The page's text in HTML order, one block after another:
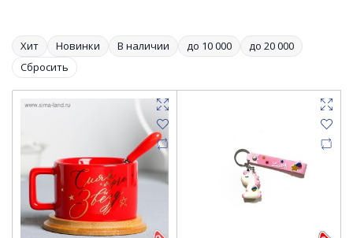
Хит Новинки В наличии до 10 000
до 20 000
Сбросить